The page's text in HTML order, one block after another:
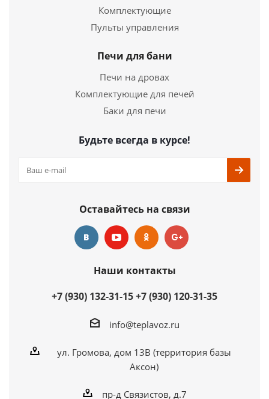
Комплектующие
Пульты управления
Печи для бани
Печи на дровах
Комплектующие для печей
Баки для печи
Будьте всегда в курсе!
Оставайтесь на связи
Наши контакты
+7 (930) 132-31-15+7 (930) 120-31-35
info@teplavoz.ru
ул. Громова, дом 13В (территория базы
Аксон)
пр-д Связистов, д.7